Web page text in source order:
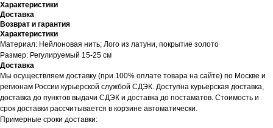
Характеристики
Доставка
Возврат и гарантия
Характеристики
Материал: Нейлоновая нить; Лого из латуни, покрытие золото
Размер: Регулируемый 15-25 см
Доставка
Мы осуществляем доставку (при 100% оплате товара на сайте) по Москве и
регионам России курьерской службой СДЭК. Доступна курьерская доставка,
доставка до пунктов выдачи СДЭК и доставка до постаматов. Стоимость и
срок доставки рассчитывается в корзине автоматически.
Примерные сроки доставки: